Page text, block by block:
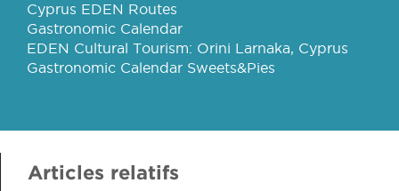
Cyprus EDEN Routes
Gastronomic Calendar
EDEN Cultural Tourism: Orini Larnaka, Cyprus
Gastronomic Calendar Sweets&Pies
Articles relatifs